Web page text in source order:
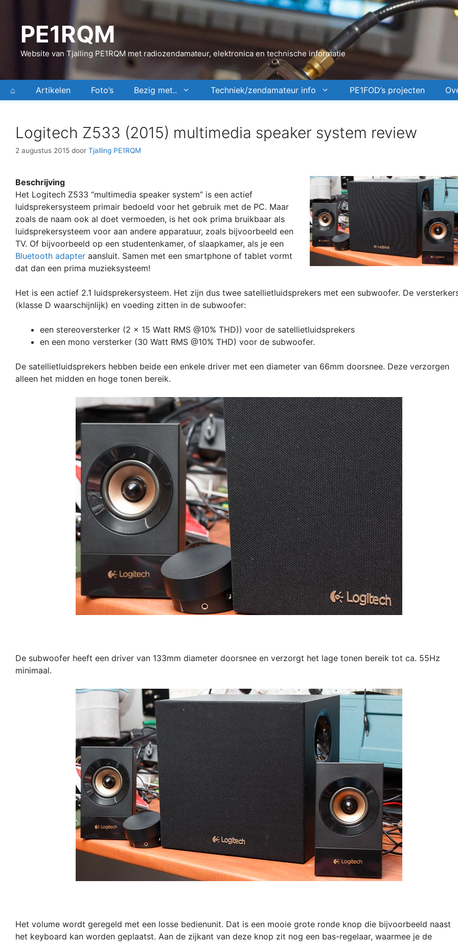
inhoudPE1RQM
Website van Tjalling PE1RQM met radiozendamateur, elektronica en technische informatie
⌂ Artikelen Foto’s Bezig met.. Techniek/zendamateur info PE1FOD’s projecten
Logitech Z533 (2015) multimedia speaker system review
2 augustus 2015 door Tjalling PE1RQM
Beschrijving
Het Logitech Z533 “multimedia speaker system” is een actief
luidsprekersysteem primair bedoeld voor het gebruik met de PC. Maar
zoals de naam ook al doet vermoeden, is het ook prima bruikbaar als
luidsprekersysteem voor aan andere apparatuur, zoals bijvoorbeeld een
TV. Of bijvoorbeeld op een studentenkamer, of slaapkamer, als je een
Bluetooth adapter aansluit. Samen met een smartphone of tablet vormt
dat dan een prima muzieksysteem!
Het is een actief 2.1 luidsprekersysteem. Het zijn dus twee satellietluidsprekers met een subwoofer. De
(klasse D waarschijnlijk) en voeding zitten in de subwoofer:
een stereoversterker (2 x 15 Watt RMS @10% THD)) voor de satellietluidsprekers
en een mono versterker (30 Watt RMS @10% THD) voor de subwoofer.
De satellietluidsprekers hebben beide een enkele driver met een diameter van 66mm doorsnee. Deze verzorgen
alleen het midden en hoge tonen bereik.
De subwoofer heeft een driver van 133mm diameter doorsnee en verzorgt het lage tonen bereik tot ca. 55Hz
minimaal.
Het volume wordt geregeld met een losse bedienunit. Dat is een mooie grote ronde knop die bijvoorbeeld naast
het keyboard kan worden geplaatst. Aan de zijkant van deze knop zit nog een bas-regelaar, waarmee je de